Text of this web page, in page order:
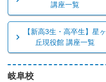
講座一覧
【新高3生・高卒生】星ヶ
丘現役館 講座一覧
岐阜校